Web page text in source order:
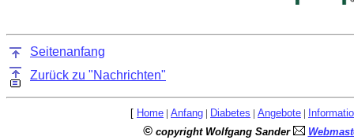
Seitenanfang
Zurück zu "Nachrichten"
[ Home | Anfang | Diabetes | Angebote |
©copyright Wolfgang Sander